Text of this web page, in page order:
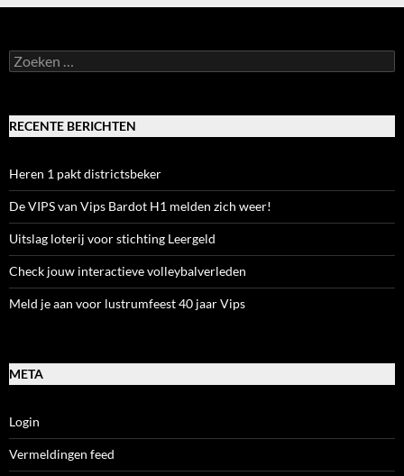
Zoeken
naar:
RECENTE BERICHTEN
Heren 1 pakt districtsbeker
De VIPS van Vips Bardot H1 melden zich weer!
Uitslag loterij voor stichting Leergeld
Check jouw interactieve volleybalverleden
Meld je aan voor lustrumfeest 40 jaar Vips
META
Login
Vermeldingen feed